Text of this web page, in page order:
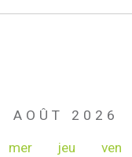
AOÛT 2026
mer jeu ven